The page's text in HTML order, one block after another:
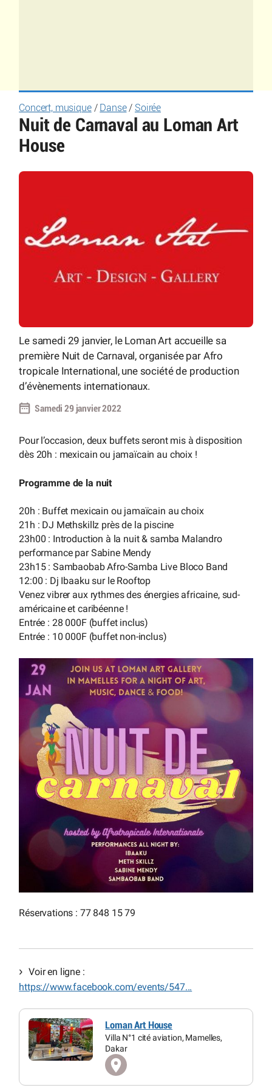
Concert, musique/ Danse/ Soirée
Nuit de Carnaval au Loman Art
House
Le samedi 29 janvier, le Loman Art accueille sa
première Nuit de Carnaval, organisée par Afro
tropicale International, une société de production
d’évènements internationaux.
Samedi 29 janvier 2022
Pour l’occasion, deux buffets seront mis à disposition
dès 20h : mexicain ou jamaïcain au choix !
Programme de la nuit
20h : Buffet mexicain ou jamaïcain au choix
21h : DJ Methskillz près de la piscine
23h00 : Introduction à la nuit & samba Malandro
performance par Sabine Mendy
23h15 : Sambaobab Afro-Samba Live Bloco Band
12:00 : Dj Ibaaku sur le Rooftop
Venez vibrer aux rythmes des énergies africaine, sud-
américaine et caribéenne !
Entrée : 28 000F (buffet inclus)
Entrée : 10 000F (buffet non-inclus)
Réservations : 77 848 15 79
Voir en ligne :
https://www.facebook.com/events/547...
Loman Art House
Villa N°1 cité aviation, Mamelles,
Dakar